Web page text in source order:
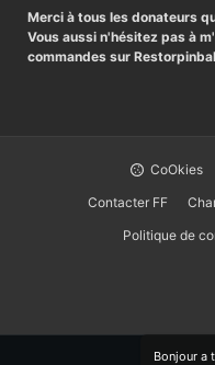
Merci à tous les donateurs
Vous aussi n'hésitez pas à
commandes sur
CoOkies
Contacter FF
Politique de
Bonjour a